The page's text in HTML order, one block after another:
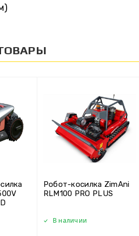
Робот-косилка ZimAni
RLM100 PRO PLUS
В наличии